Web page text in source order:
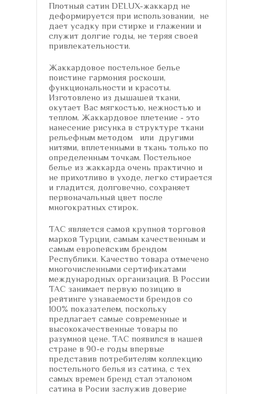
Плотный сатин DELUX-жаккард не
деформируется при использовании, не
дает усадку при стирке и глажении и
служит долгие годы, не теряя своей
привлекательности.
Жаккардовое постельное белье
поистине гармония роскоши,
функциональности и красоты.
Изготовлено из дышашей ткани,
окутает Вас мягкостью, нежностью и
теплом. Жаккардовое плетение - это
нанесение рисунка в структуре ткани
рельефным методом или другими
нитями, вплетенными в ткань только по
определенным точкам. Постельное
белье из жаккарда очень практично и
не прихотливо в уходе, легко стирается
и гладится, долговечно, сохраняет
первоначальный цвет после
многократных стирок.
TAC является самой крупной торговой
маркой Турции, самым качественным и
самым европейским брендом
Республики. Качество товара отмечено
многочисленными сертификатами
международных организаций. В России
TAC занимает первую позицию в
рейтинге узнаваемости брендов со
100% показателем, поскольку
предлагает самые современные и
высококачественные товары по
разумной цене. TAC появился в нашей
стране в 90-е годы впервые
представив потребителям коллекцию
постельного белья из сатина, с тех
самых времен бренд стал эталоном
сатина в Росии заслужив доверие